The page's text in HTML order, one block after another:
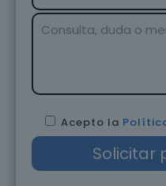
Acepto la